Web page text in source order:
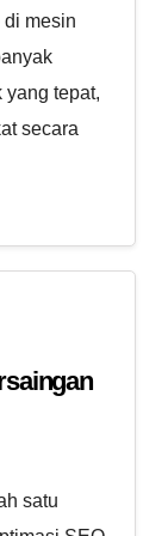
mesin
yang tepat,
secara
satu